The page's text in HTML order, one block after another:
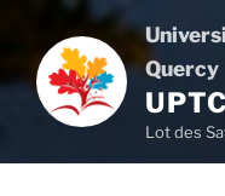
contenu
principal
Quercy
UPTC
Lot des